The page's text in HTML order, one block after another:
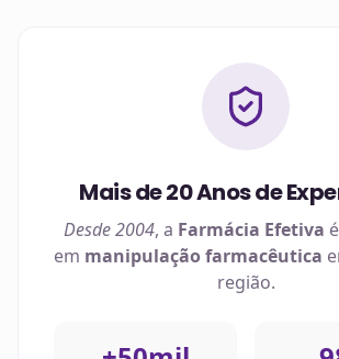
Mais de 20 Anos de
Desde 2004, a Farmácia Efetiva
em manipulação farmacêutica
região.